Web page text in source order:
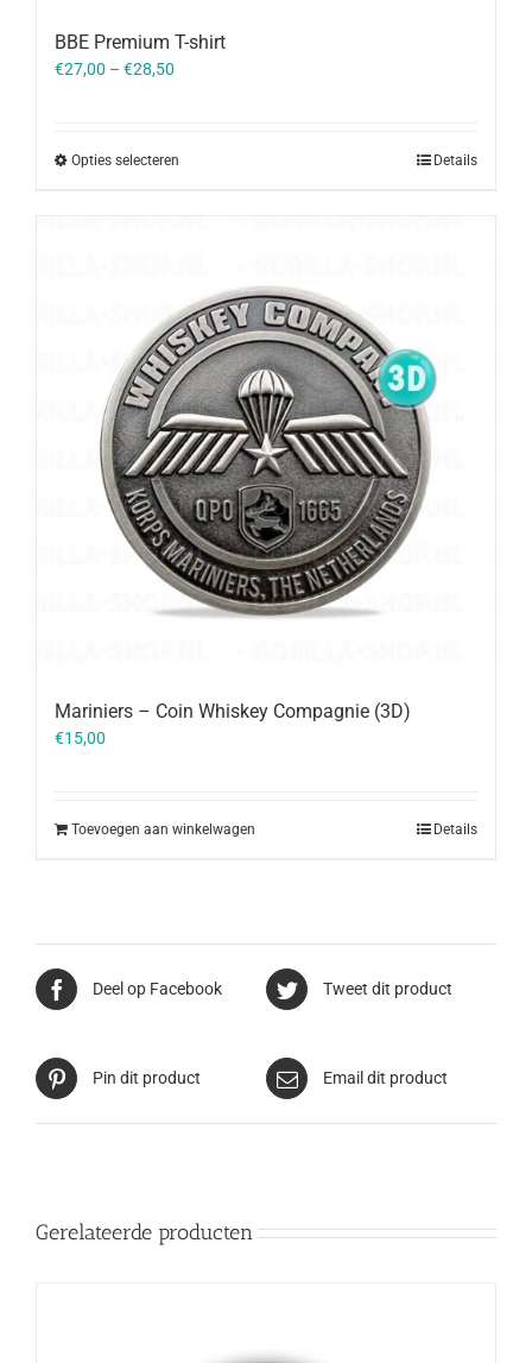
BBE Premium T-shirt
€27,00 – €28,50
Opties selecteren Details
Mariniers – Coin Whiskey Compagnie (3D)
€15,00
Toevoegen aan winkelwagen Details
Deel op Facebook Tweet dit product
Pin dit product Email dit product
Gerelateerde producten